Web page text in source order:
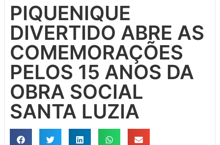
PIQUENIQUE
DIVERTIDO ABRE AS
COMEMORAÇÕES
PELOS 15 ANOS DA
OBRA SOCIAL
SANTA LUZIA